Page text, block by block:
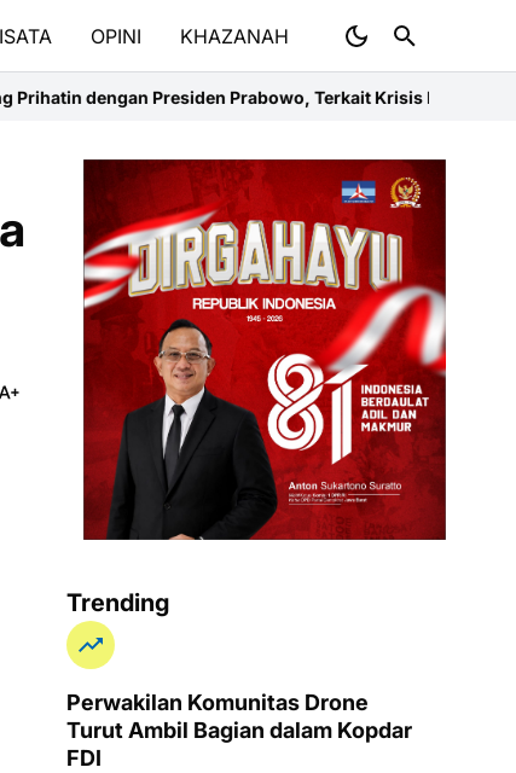
OPINI KHAZANAH
Prabowo, Terkait Krisis Energi di Kalteng Mau Giveaway
Trending
Perwakilan Komunitas Drone
Turut Ambil Bagian dalam Kopdar
FDI